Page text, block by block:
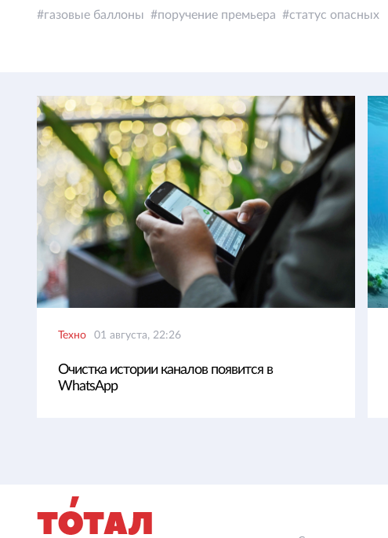
газовые баллоны поручение премьера статус опасных
Техно 01 августа, 22:26
Очистка истории каналов появится в
WhatsApp